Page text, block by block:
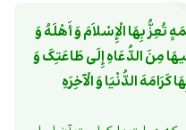
کَرَامَهَ الدُّنْیَا وَ الْآخِرَهِ